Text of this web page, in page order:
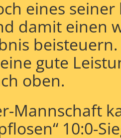
eines seiner
damit einen
gute
oben.
Mannschaft
10:0-